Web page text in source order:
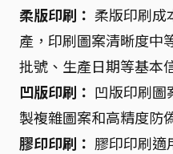
柔版印刷： 柔版印刷成
產，印刷圖案清晰度中
批號、生產日期等基本
凹版印刷： 凹版印刷圖
製複雜圖案和高精度防
膠印印刷： 膠印印刷適